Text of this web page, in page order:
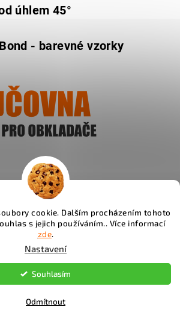
cookie. Dalším procházením tohoto
s jejich používáním.. Více informací
zde.
Nastavení
Odmítnout
Souhlasím
úhlem 45°
- barevné vzorky
Ukázat
Fachos.cz. Všechna práva vyhrazena.
Vytvořil Shoptet